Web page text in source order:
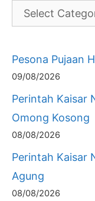
Pesona Pujaan
09/08/2026
Perintah Kaisar
Omong Kosong
08/08/2026
Perintah Kaisar
Agung
08/08/2026